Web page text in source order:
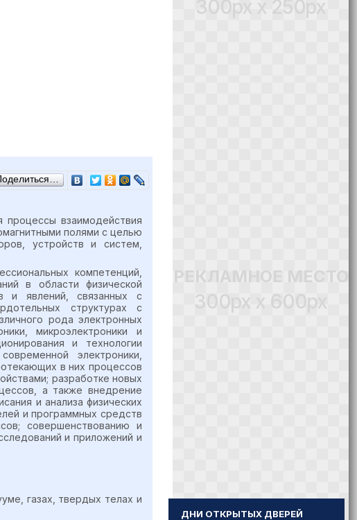
процессы взаимодействия
полями с целью
устройств и систем,
компетенций,
в области физической
и явлений, связанных с
структурах с
рода электронных
микроэлектроники и
и технологии
электроники,
в них процессов
разработке новых
а также внедрение
и анализа физических
и программных средств
совершенствованию и
и приложений и
газах, твердых телах и
300px x 250px
РЕКЛАМНОЕ МЕСТО
300px x 600px
ДНИ ОТКРЫТЫХ ДВЕРЕЙ